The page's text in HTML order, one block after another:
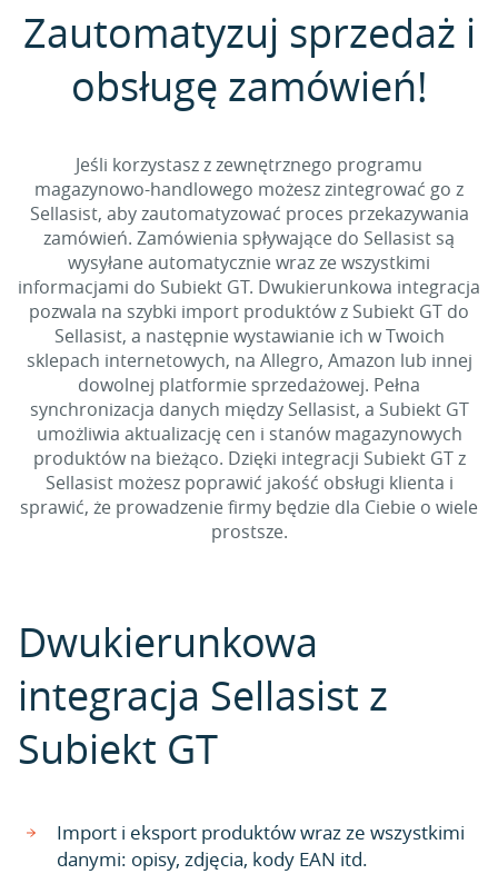
Zautomatyzuj sprzedaż i
obsługę zamówień!
Jeśli korzystasz z zewnętrznego programu
magazynowo-handlowego możesz zintegrować go z
Sellasist, aby zautomatyzować proces przekazywania
zamówień. Zamówienia spływające do Sellasist są
wysyłane automatycznie wraz ze wszystkimi
informacjami do Subiekt GT. Dwukierunkowa integracja
pozwala na szybki import produktów z Subiekt GT do
Sellasist, a następnie wystawianie ich w Twoich
sklepach internetowych, na Allegro, Amazon lub innej
dowolnej platformie sprzedażowej. Pełna
synchronizacja danych między Sellasist, a Subiekt GT
umożliwia aktualizację cen i stanów magazynowych
produktów na bieżąco. Dzięki integracji Subiekt GT z
Sellasist możesz poprawić jakość obsługi klienta i
sprawić, że prowadzenie firmy będzie dla Ciebie o wiele
prostsze.
Dwukierunkowa
integracja Sellasist z
Subiekt GT
Import i eksport produktów wraz ze wszystkimi
danymi: opisy, zdjęcia, kody EAN itd.